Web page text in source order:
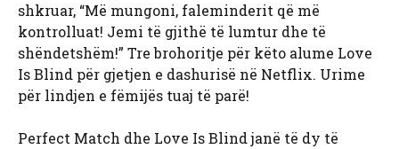
shkruar, “Më mungoni, faleminderit që më
kontrolluat! Jemi të gjithë të lumtur dhe të
shëndetshëm!” Tre brohoritje për këto alume Love
Is Blind për gjetjen e dashurisë në Netflix. Urime
për lindjen e fëmijës tuaj të parë!
Perfect Match dhe Love Is Blind janë të dy të